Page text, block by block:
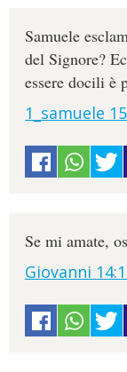
Samuele
del Signore?
essere docili è
1_samuele
Se mi amate,
Giovanni